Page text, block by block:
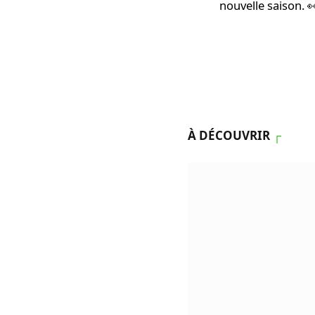
nouvelle saison.
À DÉCOUVRIR ┌